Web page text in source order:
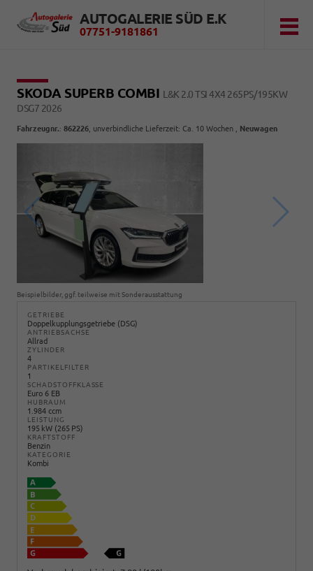
AUTOGALERIE SÜD E.K
07751-9181861
SKODA SUPERB COMBI L&K 2.0 TSI 4X4 265PS/195KW
DSG7 2026
Fahrzeugnr.: 862226 , unverbindliche Lieferzeit: Ca. 10 Wochen , Neuwagen
Beispielbilder, ggf. teilweise mit Sonderausstattung
GETRIEBE
Doppelkupplungsgetriebe (DSG)
ANTRIEBSACHSE
Allrad
ZYLINDER
4
PARTIKELFILTER
1
SCHADSTOFFKLASSE
Euro 6 EB
HUBRAUM
1.984 ccm
LEISTUNG
195 kW (265 PS)
KRAFTSTOFF
Benzin
KATEGORIE
Kombi